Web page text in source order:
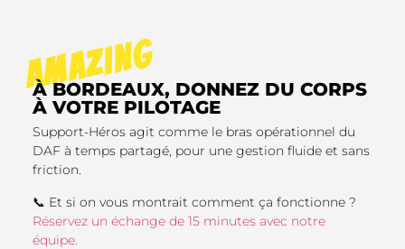
À BORDEAUX, DONNEZ DU CORPS
À VOTRE PILOTAGE
AMAZING
Support-Héros agit comme le bras opérationnel du
DAF à temps partagé, pour une gestion fluide et sans
friction.
📞 Et si on vous montrait comment ça fonctionne ?
Réservez un échange de 15 minutes avec notre
équipe.